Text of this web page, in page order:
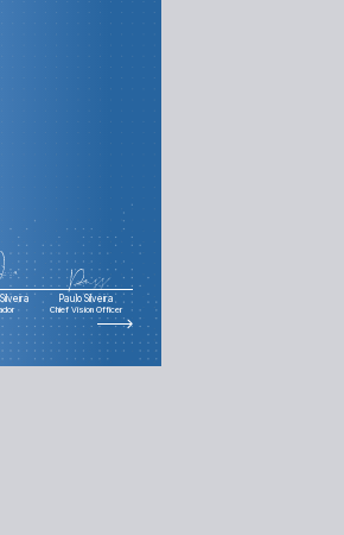
Paulo Silveira
Chief Vision Officer